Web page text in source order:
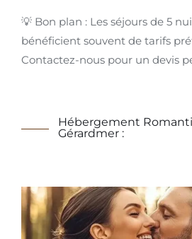
💡 Bon plan : Les séjours de 5
bénéficient souvent de tarifs
Contactez-nous pour un devis
Hébergement
Gérardmer :